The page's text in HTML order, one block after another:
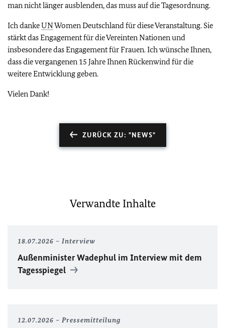
man nicht länger ausblenden, das muss auf die Tagesordnung.
Ich dankeUNWomen Deutschland für diese Veranstaltung. Sie
stärkt das Engagement für die Vereinten Nationen und
insbesondere das Engagement für Frauen. Ich wünsche Ihnen,
dass die vergangenen 15 Jahre Ihnen Rückenwind für die
weitere Entwicklung geben.
Vielen Dank!
ZURÜCK ZU: "NEWS"
Verwandte Inhalte
18.07.2026 Interview
Außenminister Wadephul im Interview mit dem
Tagesspiegel
12.07.2026 Pressemitteilung